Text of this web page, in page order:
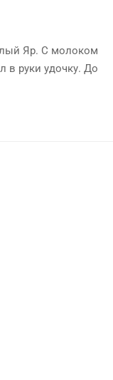
Яр. С молоком
в руки удочку. До